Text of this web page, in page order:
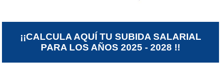
¡¡CALCULA AQUÍ TU SUBIDA SALARIAL
PARA LOS AÑOS 2025 - 2028 !!